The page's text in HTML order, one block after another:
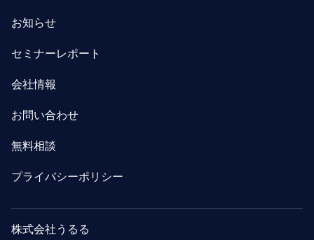
株式会社うるる
お知らせ
セミナーレポート
会社情報
お問い合わせ
無料相談
プライバシーポリシー